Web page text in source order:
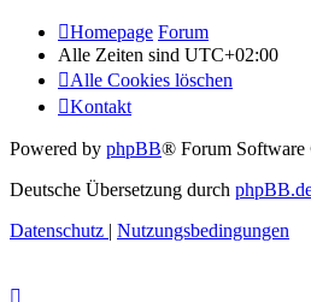
Homepage Forum
Alle Zeiten sind UTC+02:00
Alle Cookies löschen
Kontakt
Powered by phpBB® Forum
Deutsche Übersetzung durch
Datenschutz
Nutzungsbedingungen